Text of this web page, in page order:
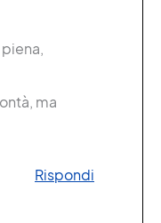
ma
Rispondi